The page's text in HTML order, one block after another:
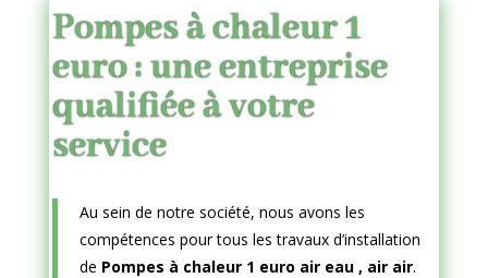
Pompes à chaleur 1
euro: une entreprise
qualifiée à votre
service
Au sein de notre société, nous avons les
compétences pour tous les travaux d’installation
de Pompes à chaleur 1 euro air eau , air air.